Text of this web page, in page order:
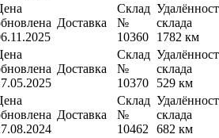
Доставка
Склад
№
10360
склада
1782 км
Доставка
Склад
№
10370
склада
529 км
Доставка
Склад
№
10462
склада
682 км